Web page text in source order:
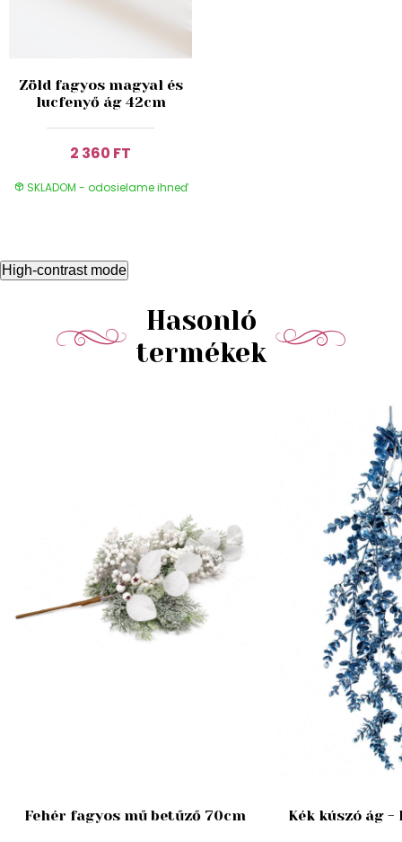
Zöld fagyos magyal és
lucfenyő ág 42cm
2 360 FT
SKLADOM - odosielame ihneď
High-contrast mode
Hasonló
termékek
Fehér fagyos mű betűző 70cm Kék kúszó ág -